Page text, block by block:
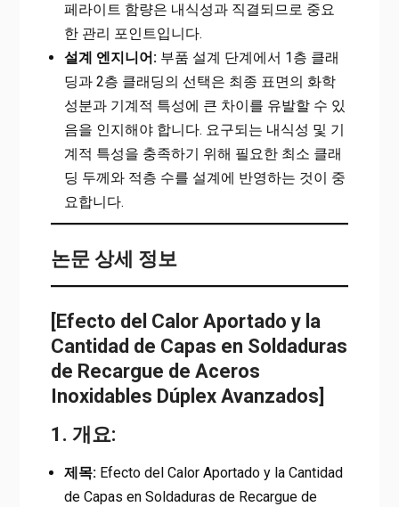
페라이트 함량은 내식성과 직결되므로 중요
한 관리 포인트입니다.
설계 엔지니어:부품 설계 단계에서 1층 클래
딩과 2층 클래딩의 선택은 최종 표면의 화학
성분과 기계적 특성에 큰 차이를 유발할 수 있
음을 인지해야 합니다. 요구되는 내식성 및 기
계적 특성을 충족하기 위해 필요한 최소 클래
딩 두께와 적층 수를 설계에 반영하는 것이 중
요합니다.
논문 상세 정보
[Efecto del Calor Aportado y la
Cantidad de Capas en Soldaduras
de Recargue de Aceros
Inoxidables Dúplex Avanzados]
1. 개요:
제목:Efecto del Calor Aportado y la Cantidad
de Capas en Soldaduras de Recargue de